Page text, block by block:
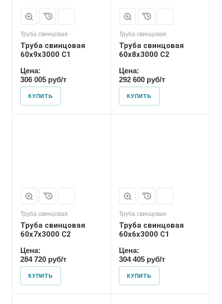
Труба свинцовая
Труба свинцовая
60x9x3000 С1
Цена:
306 005 руб/т
КУПИТЬ
Труба свинцовая
Труба свинцовая
60x8x3000 С2
Цена:
292 600 руб/т
КУПИТЬ
Труба свинцовая
Труба свинцовая
60x7x3000 С2
Цена:
284 720 руб/т
КУПИТЬ
Труба свинцовая
Труба свинцовая
60x6x3000 С1
Цена:
304 405 руб/т
КУПИТЬ